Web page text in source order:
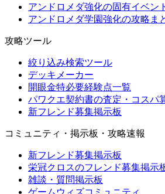
アンドロメダ強化の固有イベン
アンドロメダ学園強化の攻略ま
攻略ツール
絞り込み検索ツール
デッキメーカー
開眼金特必要経験点一覧
パワクエ契約書の査定・コスパ
新フレンド募集掲示板
コミュニティ・掲示板・攻略速報
新フレンド募集掲示板
栄冠クロスのフレンド募集掲示
雑談・質問掲示板
ゲームウィズコミュニティ